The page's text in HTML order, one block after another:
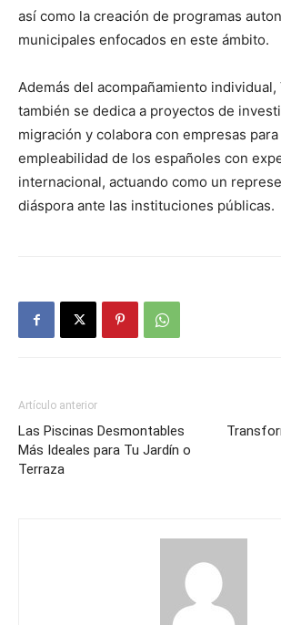
así como la creación de programas
municipales enfocados en este ámbito.
Además del acompañamiento individual,
también se dedica a proyectos de
migración y colabora con empresas
empleabilidad de los españoles con
internacional, actuando como un
diáspora ante las instituciones públicas.
Artículo anterior
Las Piscinas Desmontables
Más Ideales para Tu Jardín o
Terraza